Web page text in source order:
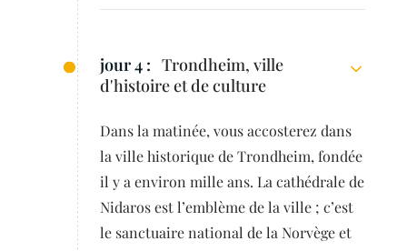
jour 4 : Trondheim, ville
d'histoire et de culture
Dans la matinée, vous accosterez dans
la ville historique de Trondheim, fondée
il y a environ mille ans. La cathédrale de
Nidaros est l’emblème de la ville ; c’est
le sanctuaire national de la Norvège et